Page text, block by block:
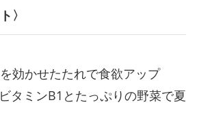
〉
効かせたたれで食欲アップ
タミンB1とたっぷりの野菜で夏